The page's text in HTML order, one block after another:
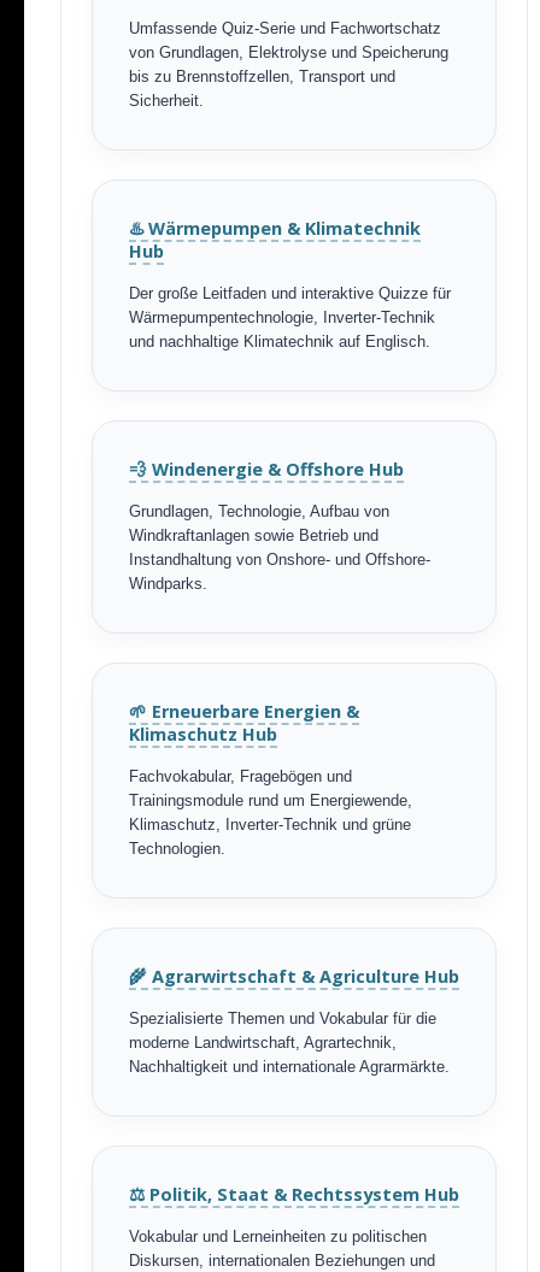
Umfassende Quiz-Serie und Fachwortschatz
von Grundlagen, Elektrolyse und Speicherung
bis zu Brennstoffzellen, Transport und
Sicherheit.
♨️ Wärmepumpen & Klimatechnik
Hub
Der große Leitfaden und interaktive Quizze für
Wärmepumpentechnologie, Inverter-Technik
und nachhaltige Klimatechnik auf Englisch.
💨 Windenergie & Offshore Hub
Grundlagen, Technologie, Aufbau von
Windkraftanlagen sowie Betrieb und
Instandhaltung von Onshore- und Offshore-
Windparks.
🌱 Erneuerbare Energien &
Klimaschutz Hub
Fachvokabular, Fragebögen und
Trainingsmodule rund um Energiewende,
Klimaschutz, Inverter-Technik und grüne
Technologien.
🌾 Agrarwirtschaft & Agriculture Hub
Spezialisierte Themen und Vokabular für die
moderne Landwirtschaft, Agrartechnik,
Nachhaltigkeit und internationale Agrarmärkte.
⚖️ Politik, Staat & Rechtssystem Hub
Vokabular und Lerneinheiten zu politischen
Diskursen, internationalen Beziehungen und